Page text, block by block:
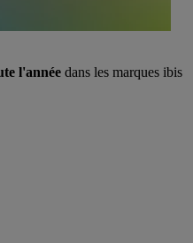
l'année dans les marques ibis